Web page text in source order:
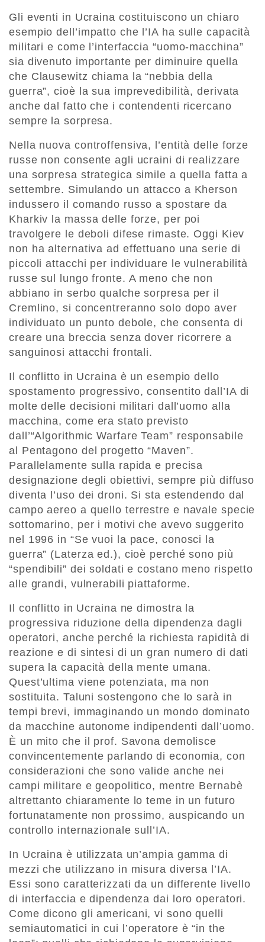
Gli eventi in Ucraina costituiscono un chiaro
esempio dell’impatto che l’IA ha sulle capacità
militari e come l’interfaccia “uomo-macchina”
sia divenuto importante per diminuire quella
che Clausewitz chiama la “nebbia della
guerra”, cioè la sua imprevedibilità, derivata
anche dal fatto che i contendenti ricercano
sempre la sorpresa.
Nella nuova controffensiva, l’entità delle forze
russe non consente agli ucraini di realizzare
una sorpresa strategica simile a quella fatta a
settembre. Simulando un attacco a Kherson
indussero il comando russo a spostare da
Kharkiv la massa delle forze, per poi
travolgere le deboli difese rimaste. Oggi Kiev
non ha alternativa ad effettuano una serie di
piccoli attacchi per individuare le vulnerabilità
russe sul lungo fronte. A meno che non
abbiano in serbo qualche sorpresa per il
Cremlino, si concentreranno solo dopo aver
individuato un punto debole, che consenta di
creare una breccia senza dover ricorrere a
sanguinosi attacchi frontali.
Il conflitto in Ucraina è un esempio dello
spostamento progressivo, consentito dall’IA di
molte delle decisioni militari dall’uomo alla
macchina, come era stato previsto
dall’“Algorithmic Warfare Team” responsabile
al Pentagono del progetto “Maven”.
Parallelamente sulla rapida e precisa
designazione degli obiettivi, sempre più diffuso
diventa l’uso dei droni. Si sta estendendo dal
campo aereo a quello terrestre e navale specie
sottomarino, per i motivi che avevo suggerito
nel 1996 in “Se vuoi la pace, conosci la
guerra” (Laterza ed.), cioè perché sono più
“spendibili” dei soldati e costano meno rispetto
alle grandi, vulnerabili piattaforme.
Il conflitto in Ucraina ne dimostra la
progressiva riduzione della dipendenza dagli
operatori, anche perché la richiesta rapidità di
reazione e di sintesi di un gran numero di dati
supera la capacità della mente umana.
Quest’ultima viene potenziata, ma non
sostituita. Taluni sostengono che lo sarà in
tempi brevi, immaginando un mondo dominato
da macchine autonome indipendenti dall’uomo.
È un mito che il prof. Savona demolisce
convincentemente parlando di economia, con
considerazioni che sono valide anche nei
campi militare e geopolitico, mentre Bernabè
altrettanto chiaramente lo teme in un futuro
fortunatamente non prossimo, auspicando un
controllo internazionale sull’IA.
In Ucraina è utilizzata un’ampia gamma di
mezzi che utilizzano in misura diversa l’IA.
Essi sono caratterizzati da un differente livello
di interfaccia e dipendenza dai loro operatori.
Come dicono gli americani, vi sono quelli
semiautomatici in cui l’operatore è “in the